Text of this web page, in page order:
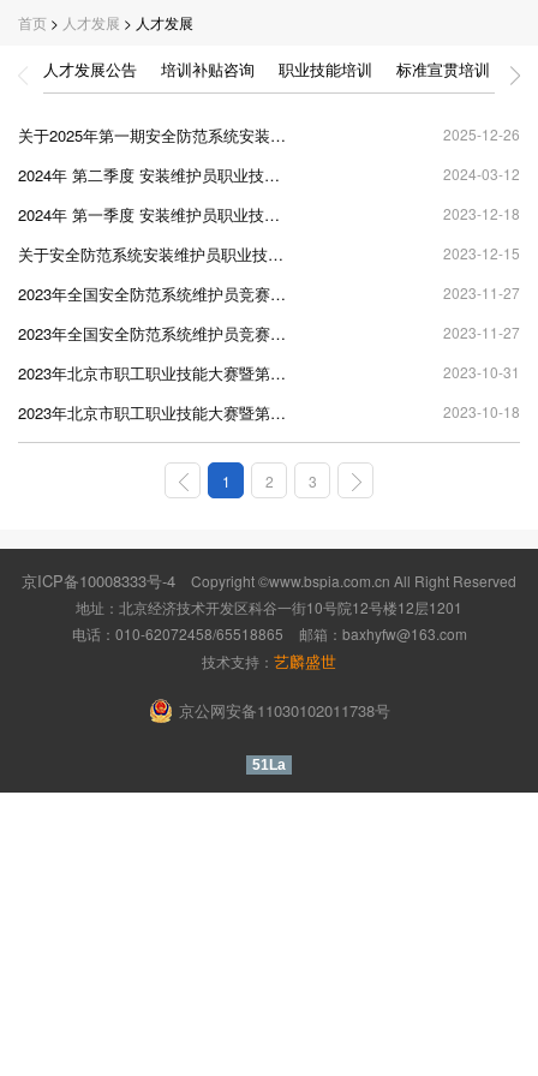
首页 > 人才发展 > 人才发展
人才发展公告 培训补贴咨询 职业技能培训 标准宣贯培训 职
关于2025年第一期安全防范系统安装维护员（3级）职业技能等级认定考试成绩公示的公告 2025-12-26
2024年 第二季度 安装维护员职业技能提升培训时间安排 2024-03-12
2024年 第一季度 安装维护员职业技能提升培训时间安排 2023-12-18
关于安全防范系统安装维护员职业技能提升培训调整收费账户的通知 2023-12-15
2023年全国安全防范系统维护员竞赛北京赛区选拔赛（职工组）前十名 2023-11-27
2023年全国安全防范系统维护员竞赛北京赛区选拔赛（学生组）前十名 2023-11-27
2023年北京市职工职业技能大赛暨第三届“蓝色星际杯” 安全防范设备值机员职业技能竞赛决赛选手成绩单 2023-10-31
2023年北京市职工职业技能大赛暨第三届“蓝色星际杯” 安全防范设备值机员职业技能竞赛晋级决赛选手名单 2023-10-18
1 2 3
京ICP备10008333号-4
Copyright ©www.bspia.com.cn All Right Reserved
地址：北京经济技术开发区科谷一街10号院12号楼12层1201
电话：010-62072458/65518865
邮箱： baxhyfw@163.com
技术支持： 艺麟盛世
京公网安备11030102011738号
51La